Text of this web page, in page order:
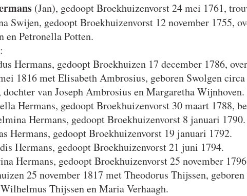
(Jan), gedoopt Broekhuizenvorst 24 mei 1761,
Swijen, gedoopt Broekhuizenvorst 12 november 1755,
en Petronella Potten.
Hermans, gedoopt Broekhuizen 17 december 1786,
1816 met Elisabeth Ambrosius, geboren Swolgen
dochter van Joseph Ambrosius en Margaretha
Hermans, gedoopt Broekhuizenvorst 30 maart 1788,
Hermans, gedoopt Broekhuizenvorst 8 januari 1790.
Hermans, gedoopt Broekhuizenvorst 19 januari 1792.
Hermans, gedoopt Broekhuizenvorst 21 juni 1794.
Hermans, gedoopt Broekhuizenvorst 25 november
25 november 1817 met Theodorus Thijssen,
Thijssen en Maria Verhaagh.